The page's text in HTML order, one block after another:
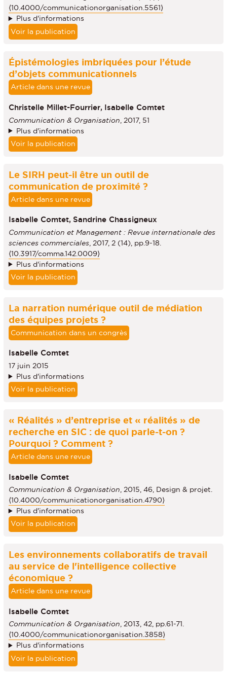
⟨10.4000/communicationorganisation.5561⟩
Plus d'informations
Voir la publication
Épistémologies imbriquées pour l’étude
d’objets communicationnels
Article dans une revue
Christelle Millet-Fourrier, Isabelle Comtet
Communication & Organisation , 2017, 51
Plus d'informations
Voir la publication
Le SIRH peut-il être un outil de
communication de proximité ?
Article dans une revue
Isabelle Comtet, Sandrine Chassigneux
Communication et Management : Revue internationale des
sciences commerciales, 2017, 2 (14), pp.9-18.
⟨10.3917/comma.142.0009⟩
Plus d'informations
Voir la publication
La narration numérique outil de médiation
des équipes projets ?
Communication dans un congrès
Isabelle Comtet
17 juin 2015
Plus d'informations
Voir la publication
« Réalités » d’entreprise et « réalités » de
recherche en SIC : de quoi parle-t-on ?
Pourquoi ? Comment ?
Article dans une revue
Isabelle Comtet
Communication & Organisation , 2015, 46, Design & projet.
⟨10.4000/communicationorganisation.4790⟩
Plus d'informations
Voir la publication
Les environnements collaboratifs de travail
au service de l'intelligence collective
économique ?
Article dans une revue
Isabelle Comtet
Communication & Organisation, 2013, 42, pp.61-71.
⟨10.4000/communicationorganisation.3858⟩
Plus d'informations
Voir la publication